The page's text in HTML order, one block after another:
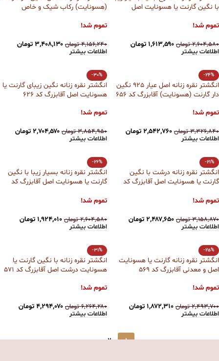
با نگین گارنت یا هسونایت اصل
تموم شد!
۲,۶۰۴,۵۸۰ تومان ۱,۶۱۳,۵۹۰ تومان
اطلاعات بیشتر
(هسونایت) رکاب شیک و خاص
تموم شد!
۴,۱۵۶,۲۴۰ تومان ۳,۴۰۸,۱۳۰ تومان
اطلاعات بیشتر
-24%
انگشتر نقره زنانه اصل عیار 925 نگین
دار گارنت (هسونایت) آقابزرگ کد 656
تموم شد!
۳,۳۲۶,۸۴۰ تومان ۲,۵۴۲,۷۶۰ تومان
اطلاعات بیشتر
-30%
انگشتر نقره زنانه نگین زیبای گارنت یا
هسونایت اصل آقابزرگ کد 626
تموم شد!
۳,۸۵۴,۹۵۰ تومان ۲,۷۰۴,۵۷۰ تومان
اطلاعات بیشتر
-21%
انگشتر نقره زنانه درشت با نگین
گارنت یا هسونایت اصل آقابزرگ کد
تموم شد!
۳,۱۵۸,۸۷۰ تومان ۲,۴۸۷,۶۵۰ تومان
اطلاعات بیشتر
-26%
انگشتر نقره زنانه بسیار زیبا با نگین
گارنت یا هسونایت اصل آقابزرگ کد
تموم شد!
۲,۶۰۴,۵۸۰ تومان ۱,۹۲۴,۰۱۰ تومان
اطلاعات بیشتر
-25%
انگشتر نقره زنانه گارنت یا هسونایت
اصل و معدنی آقابزرگ کد 569
تموم شد!
۲,۴۹۳,۷۰۰ تومان ۱,۸۷۲,۳۱۰ تومان
اطلاعات بیشتر
-31%
انگشتر نقره زنانه با نگین گارنت یا
هسونایت درشت اصل آقابزرگ کد 571
تموم شد!
۶,۲۶۴,۲۸۰ تومان ۴,۲۹۴,۰۷۰ تومان
اطلاعات بیشتر
1
2
→